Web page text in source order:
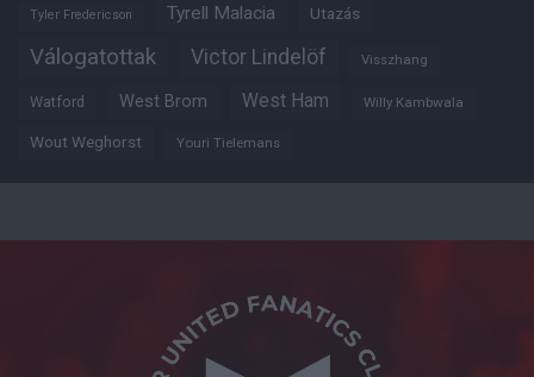
Tyler Fredericson Tyrell Malacia Utazás
Válogatottak Victor Lindelöf Visszhang
Watford West Brom West Ham Willy Kambwala
Wout Weghorst Youri Tielemans